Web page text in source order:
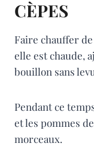
CÈPES
Faire chauffer de
elle est chaude,
bouillon sans
Pendant ce
et les pommes
morceaux.